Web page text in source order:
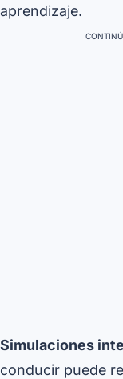
aprendizaje.
Simulaciones
conducir puede